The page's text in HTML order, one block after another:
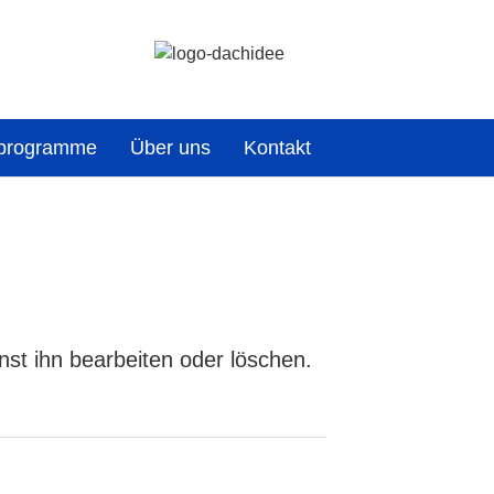
Über uns Kontakt
ihn bearbeiten oder löschen.